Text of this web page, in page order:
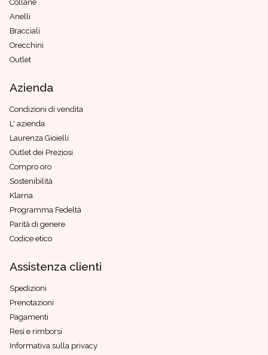
Collane
Anelli
Bracciali
Orecchini
Outlet
Azienda
Condizioni di vendita
L' azienda
Laurenza Gioielli
Outlet dei Preziosi
Compro oro
Sostenibilità
Klarna
Programma Fedeltà
Parità di genere
Codice etico
Assistenza clienti
Spedizioni
Prenotazioni
Pagamenti
Resi e rimborsi
Informativa sulla privacy